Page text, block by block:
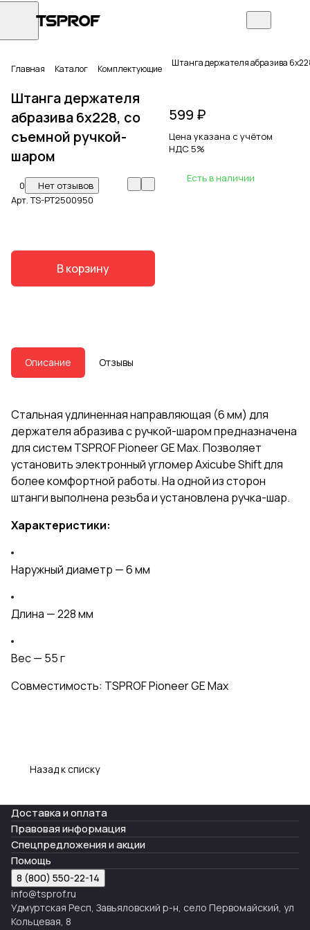
Главная Каталог Комплектующие Штанга держателя абразива
Штанга держателя
абразива 6х228, со
съемной ручкой-
шаром
0
Нет отзывов
Арт.TS-PT2500950
В корзину
599 ₽
Цена указана с учётом
НДС 5%
Есть в наличии
Описание Отзывы
Стальная удлиненная направляющая (6 мм) для
держателя абразива с ручкой-шаром предназначена
для систем TSPROF Pioneer GE Max. Позволяет
установить электронный угломер Axicube Shift для
более комфортной работы. На одной из сторон
штанги выполнена резьба и установлена ручка-шар.
Характеристики:
Наружный диаметр — 6 мм
Длина — 228 мм
Вес — 55 г
Совместимость: TSPROF Pioneer GE Max
Назад к списку
Доставка и оплата
Правовая информация
Спецпредложения и акции
Помощь
8 (800) 550-22-14
info@tsprof.ru
Удмуртская Респ, Завьяловский р-н, село Первомайский, ул
Кольцевая, 8